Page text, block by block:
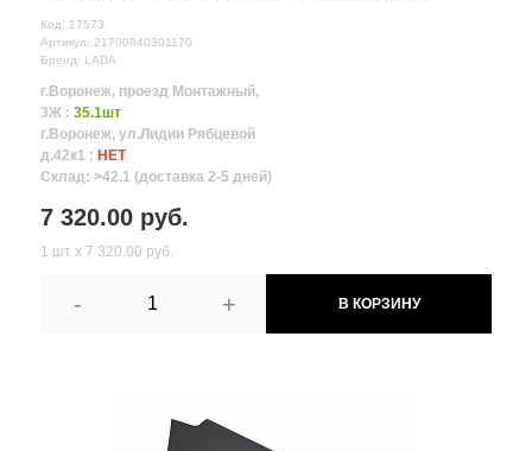
Код: 17573
Артикул: 21700840301170
Бренд: LADA
г.Воронеж, проезд Монтажный,
3Ж : 35.1шт
г.Воронеж, ул.Лидии Рябцевой
д.42к1 : НЕТ
Склад: >42.1 (доставка 2-5 дней)
7 320.00 руб.
1 шт х 7 320.00 руб.
- + В КОРЗИНУ